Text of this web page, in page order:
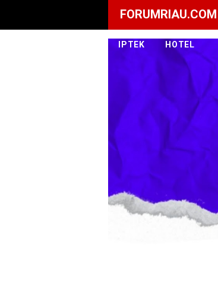
FORUMRIAU.COM
IPTEK HOTEL